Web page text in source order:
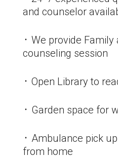
and counselor
᛫ We provide Family
counseling session
᛫ Open Library to
᛫ Garden space for
᛫ Ambulance pick
from home